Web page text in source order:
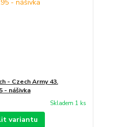
- Czech Army 43.
- nášivka
Skladem 1 ks
variantu